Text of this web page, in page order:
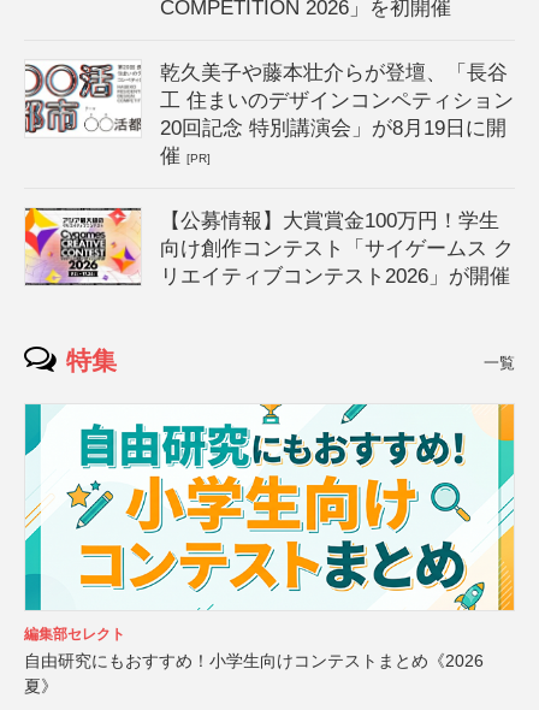
COMPETITION 2026」を初開催
乾久美子や藤本壮介らが登壇、「長谷
工 住まいのデザインコンペティション
20回記念 特別講演会」が8月19日に開
催[PR]
【公募情報】大賞賞金100万円！学生
向け創作コンテスト「サイゲームス ク
リエイティブコンテスト2026」が開催
特集 一覧
編集部セレクト
自由研究にもおすすめ！小学生向けコンテストまとめ《2026
夏》